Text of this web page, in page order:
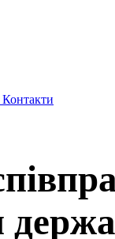
Контакти